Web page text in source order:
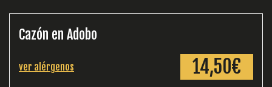
Cazón en Adobo
ver alérgenos 14,50€